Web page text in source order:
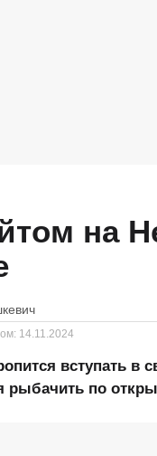
на
14.11.2024
вступать в
рыбачить по